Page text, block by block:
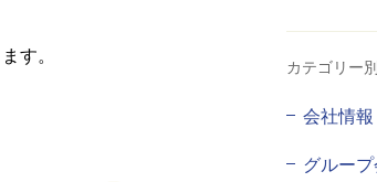
す。
カテゴリー別
会社情報
グルー